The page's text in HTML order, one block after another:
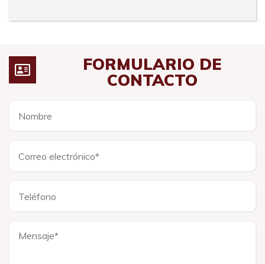
FORMULARIO DE
CONTACTO